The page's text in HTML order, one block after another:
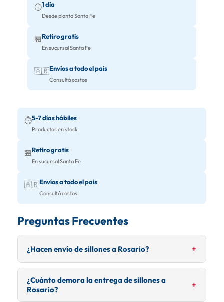
⏱️1 día
Desde planta Santa Fe
🏪Retiro gratis
En sucursal Santa Fe
🇦🇷Envíos a todo el país
Consultá costos
⏱️5-7 días hábiles
Productos en stock
🏪Retiro gratis
En sucursal Santa Fe
🇦🇷Envíos a todo el país
Consultá costos
Preguntas Frecuentes
¿Hacen envío de sillones a Rosario?
Sí, realizamos envío de sillones a Casilda y
alrededores. Nuestros sillones se entregan con
¿Cuánto demora la entrega de sillones a
Rosario?